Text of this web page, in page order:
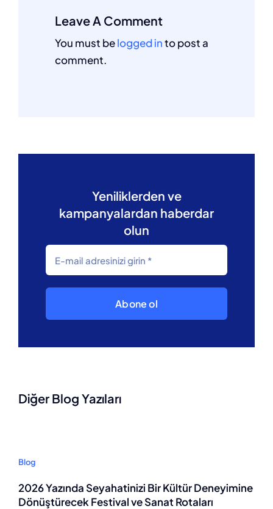
Leave A Comment
You must belogged into post a
comment.
Yeniliklerden ve
kampanyalardan haberdar
olun
Abone ol
Diğer Blog Yazıları
Blog
2026 Yazında Seyahatinizi Bir Kültür Deneyimine
Dönüştürecek Festival ve Sanat Rotaları